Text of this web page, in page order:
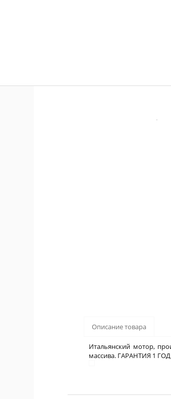
Описание товара
Итальянский мотор,
массива. ГАРАНТИЯ 1 ГОД